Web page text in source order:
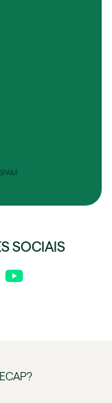
SOCIAIS
?